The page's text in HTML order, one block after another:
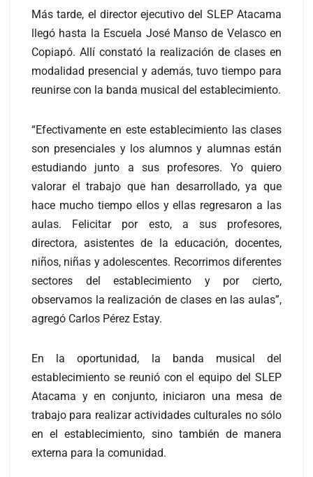
Más tarde, el director ejecutivo del SLEP Atacama
llegó hasta la Escuela José Manso de Velasco en
Copiapó. Allí constató la realización de clases en
modalidad presencial y además, tuvo tiempo para
reunirse con la banda musical del establecimiento.
“Efectivamente en este establecimiento las clases
son presenciales y los alumnos y alumnas están
estudiando junto a sus profesores. Yo quiero
valorar el trabajo que han desarrollado, ya que
hace mucho tiempo ellos y ellas regresaron a las
aulas. Felicitar por esto, a sus profesores,
directora, asistentes de la educación, docentes,
niños, niñas y adolescentes. Recorrimos diferentes
sectores del establecimiento y por cierto,
observamos la realización de clases en las aulas”,
agregó Carlos Pérez Estay.
En la oportunidad, la banda musical del
establecimiento se reunió con el equipo del SLEP
Atacama y en conjunto, iniciaron una mesa de
trabajo para realizar actividades culturales no sólo
en el establecimiento, sino también de manera
externa para la comunidad.